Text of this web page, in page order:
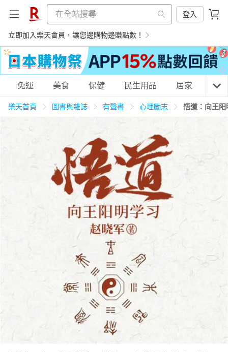
登入
立即加入樂天會員，讓您邊購物邊賺點數！
購物網分類
美食蛋糕 養生保健
3C家電 運動休閒 親子玩具
男裝 化妝保養 情趣用品
電子/紙本書
HOT
免運 美食 保健 民生用品 居家 3C
樂天首頁 圖書與雜誌 有聲書 心理勵志 悟道：向王